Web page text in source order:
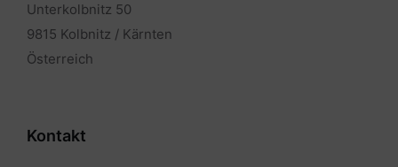
Unterkolbnitz 50
9815 Kolbnitz / Kärnten
Österreich
Kontakt